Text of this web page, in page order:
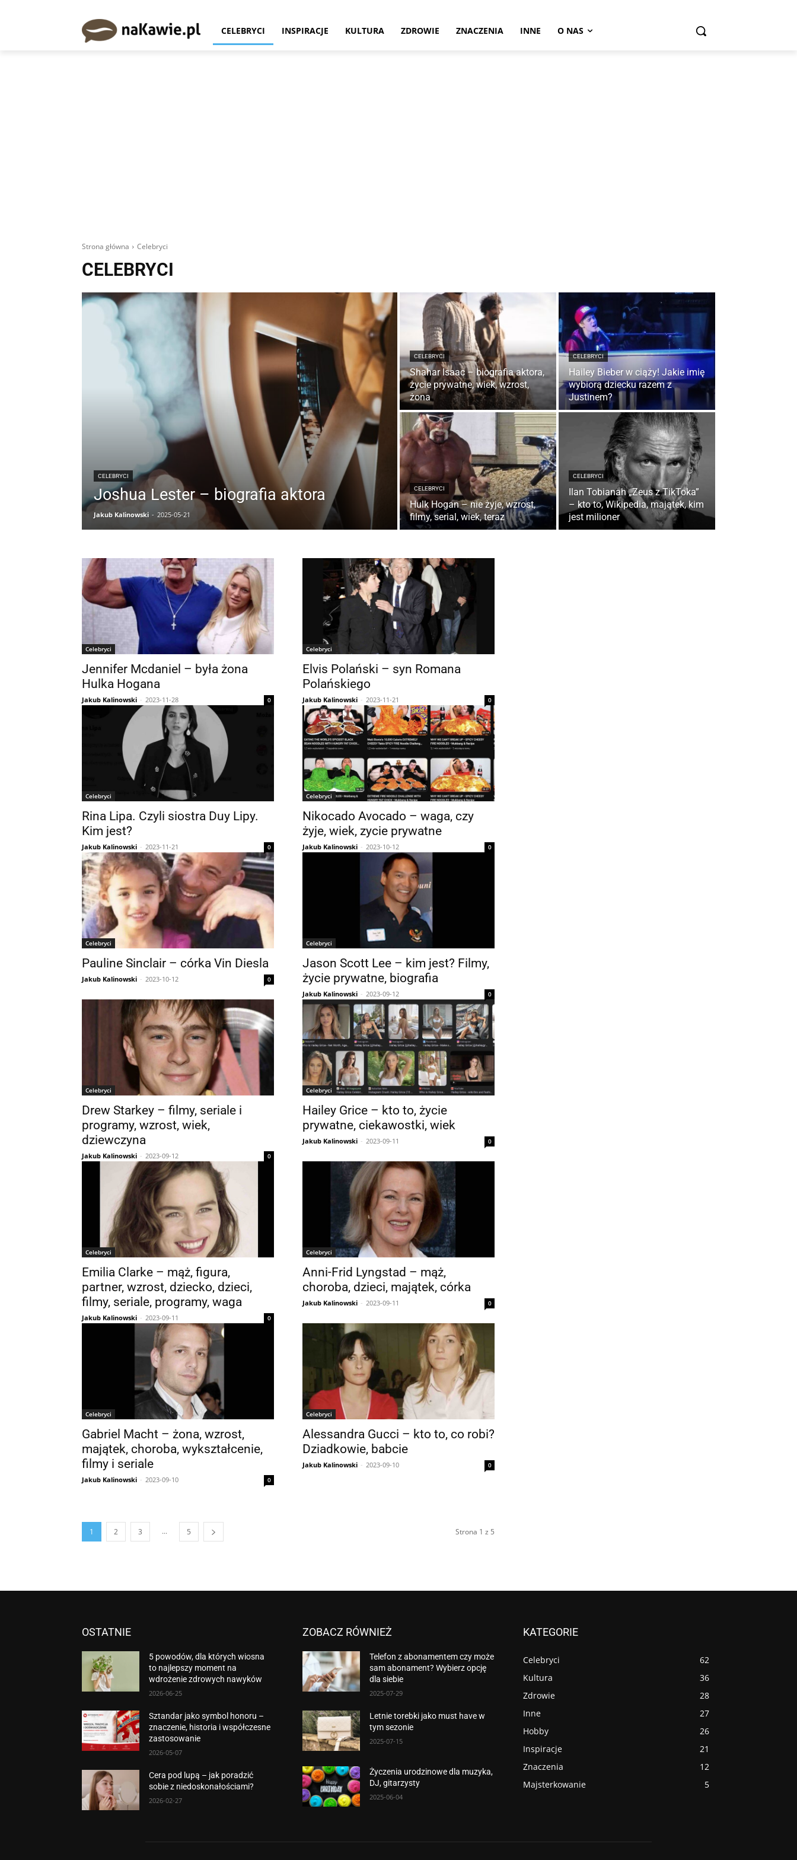
CELEBRYCI INSPIRACJE KULTURA ZDROWIE ZNACZENIA INNE O NAS
Strona główna Celebryci
CELEBRYCI
CELEBRYCI
Joshua Lester – biografia aktora
Jakub Kalinowski - 2025-05-21
CELEBRYCI
Shahar Isaac – biografia aktora,
życie prywatne, wiek, wzrost,
żona
CELEBRYCI
Hailey Bieber w ciąży! Jakie imię
wybiorą dziecku razem z
Justinem?
CELEBRYCI
Hulk Hogan – nie żyje, wzrost,
filmy, serial, wiek, teraz
CELEBRYCI
Ilan Tobianah „Zeus z TikToka”
– kto to, Wikipedia, majątek, kim
jest milioner
Celebryci
Jennifer Mcdaniel – była żona
Hulka Hogana
Jakub Kalinowski - 2023-11-28 0
Celebryci
Elvis Polański – syn Romana
Polańskiego
Jakub Kalinowski - 2023-11-21 0
Celebryci
Rina Lipa. Czyli siostra Duy Lipy.
Kim jest?
Jakub Kalinowski - 2023-11-21 0
Celebryci
Nikocado Avocado – waga, czy
żyje, wiek, zycie prywatne
Jakub Kalinowski - 2023-10-12 0
Celebryci
Pauline Sinclair – córka Vin Diesla
Jakub Kalinowski - 2023-10-12 0
Celebryci
Jason Scott Lee – kim jest? Filmy,
życie prywatne, biografia
Jakub Kalinowski - 2023-09-12 0
Celebryci
Drew Starkey – filmy, seriale i
programy, wzrost, wiek,
dziewczyna
Jakub Kalinowski - 2023-09-12 0
Celebryci
Hailey Grice – kto to, życie
prywatne, ciekawostki, wiek
Jakub Kalinowski - 2023-09-11 0
Celebryci
Emilia Clarke – mąż, figura,
partner, wzrost, dziecko, dzieci,
filmy, seriale, programy, waga
Jakub Kalinowski - 2023-09-11 0
Celebryci
Anni-Frid Lyngstad – mąż,
choroba, dzieci, majątek, córka
Jakub Kalinowski - 2023-09-11 0
Celebryci
Gabriel Macht – żona, wzrost,
majątek, choroba, wykształcenie,
filmy i seriale
Jakub Kalinowski - 2023-09-10 0
Celebryci
Alessandra Gucci – kto to, co robi?
Dziadkowie, babcie
Jakub Kalinowski - 2023-09-10 0
1 2 3 ... 5 Strona 1 z 5
OSTATNIE
5 powodów, dla których wiosna
to najlepszy moment na
wdrożenie zdrowych nawyków
2026-06-25
Sztandar jako symbol honoru –
znaczenie, historia i współczesne
zastosowanie
2026-05-07
Cera pod lupą – jak poradzić
sobie z niedoskonałościami?
2026-02-27
ZOBACZ RÓWNIEŻ
Telefon z abonamentem czy może
sam abonament? Wybierz opcję
dla siebie
2025-07-29
Letnie torebki jako must have w
tym sezonie
2025-07-15
Życzenia urodzinowe dla muzyka,
DJ, gitarzysty
2025-06-04
KATEGORIE
Celebryci
62
Kultura
36
Zdrowie
28
Inne
27
Hobby
26
Inspiracje
21
Znaczenia
12
Majsterkowanie
5